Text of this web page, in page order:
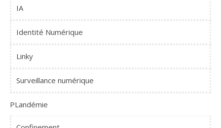
IA
Identité Numérique
Linky
Surveillance numérique
PLandémie